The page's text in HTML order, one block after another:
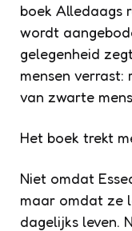
boek Alledaags
wordt
gelegenheid
mensen verrast:
van zwarte
Het boek trekt
Niet omdat
maar omdat ze
dagelijks leven.